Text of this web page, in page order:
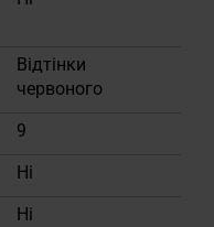
Відтінки
червоного
9
Ні
Ні